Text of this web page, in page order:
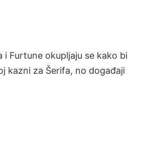
i Furtune okupljaju se kako bi
kazni za Šerifa, no događaji